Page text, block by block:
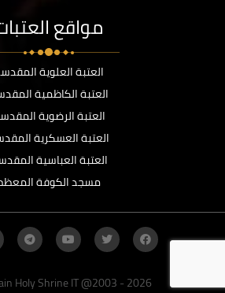
مواقع
العتبة العلوية
العتبة الكاظمية
العتبة الرضوية
العتبة العسكرية
العتبة العباسية
مسجد الكوفة
Holy Shrine IT @2003 - 2026